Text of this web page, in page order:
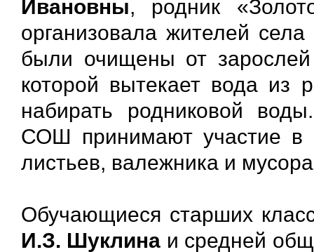
Ивановны, родник
организовала жителей
были очищены от
которой вытекает вода из
набирать родниковой
СОШ принимают участие в
листьев, валежника и
Обучающиеся старших
И.З. Шуклина и средней